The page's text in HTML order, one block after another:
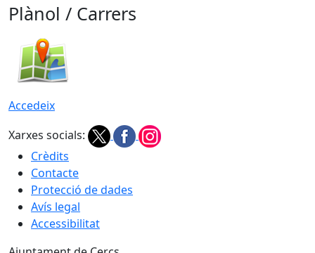
Plànol / Carrers
Accedeix
Xarxes socials:
Crèdits
Contacte
Protecció de dades
Avís legal
Accessibilitat